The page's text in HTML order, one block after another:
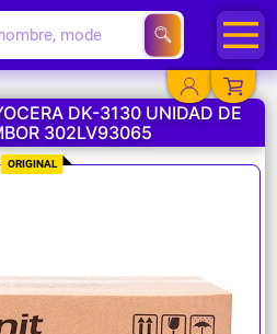
YA EXISTO
DK-3130 UNIDAD DE
302LV93065
ORIGINAL